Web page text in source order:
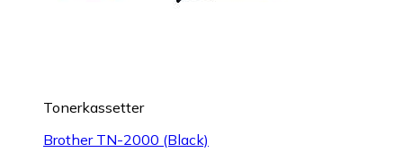
Tonerkassetter
Brother TN-2000 (Black)